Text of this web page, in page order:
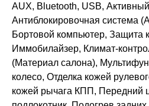
AUX, Bluetooth, USB,
Антиблокировочная система
Бортовой компьютер, Защита
Иммобилайзер, Климат-
(Материал салона),
колесо, Отделка кожей
кожей рычага КПП, Передний